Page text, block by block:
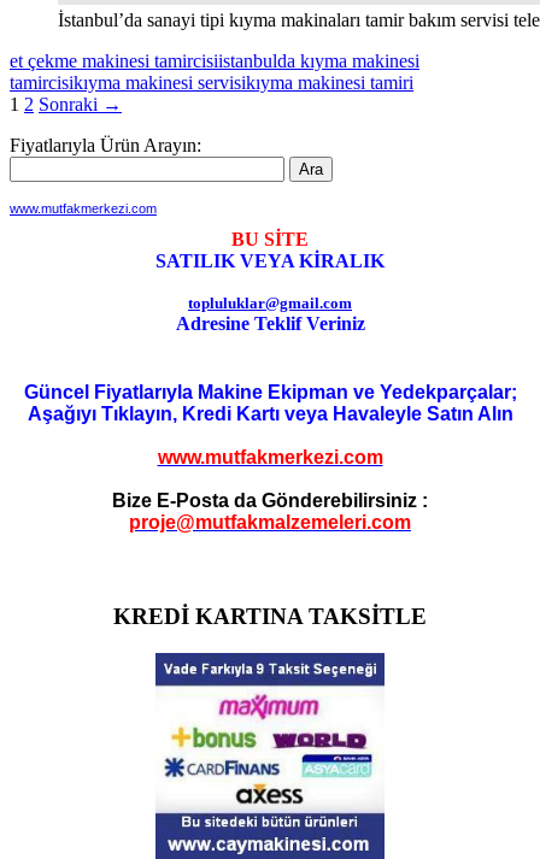
İstanbul’da sanayi tipi kıyma makinaları tamir bakım servisi
et çekme makinesi tamircisiistanbulda kıyma makinesi
tamircisikıyma makinesi servisikıyma makinesi tamiri
Yazı
1 2 Sonraki →
Fiyatlarıyla Ürün Arayın:
www.mutfakmerkezi.com
BU SİTE
SATILIK VEYA KİRALIK
topluluklar@gmail.com
Adresine Teklif Veriniz
Güncel Fiyatlarıyla Makine Ekipman ve Yedekparçalar;
Aşağıyı Tıklayın, Kredi Kartı veya Havaleyle Satın Alın
www.mutfakmerkezi.com
Bize E-Posta da Gönderebilirsiniz :
proje@mutfakmalzemeleri.com
KREDİ KARTINA TAKSİTLE